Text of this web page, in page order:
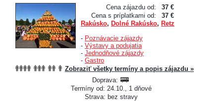
Cena zájazdu od:
37 €
Cena s príplatkami od:
37 €
Rakúsko, Dolné Rakúsko, Retz
- Poznávacie zájazdy
- Výstavy a podujatia
- Jednodňové zájazdy
- Gastro
Zobraziť všetky termíny a popis zájazdu »
Doprava:
Termíny od: 24.10., 1 dňové
Strava: bez stravy